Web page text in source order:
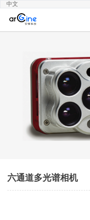
中文
六通道多光谱相机